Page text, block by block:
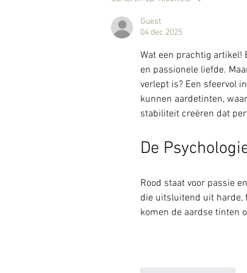
Guest
04 dec 2025
Wat een prachtig artikel!
en passionele liefde.
verlept is? Een sfeervol
kunnen aardetinten,
stabiliteit creëren dat
De
Rood staat voor passie
die uitsluitend uit harde,
komen de aardse tinten